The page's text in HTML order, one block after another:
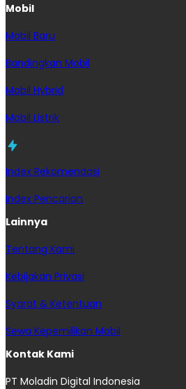
Mobil
Mobil Baru
Bandingkan Mobil
Mobil Hybrid
Mobil Listrik
Index Rekomendasi
Index Pencarian
Lainnya
Tentang Kami
Kebijakan Privasi
Syarat & Ketentuan
Sewa Kepemilikan Mobil
Kontak Kami
PT Moladin Digital Indonesia